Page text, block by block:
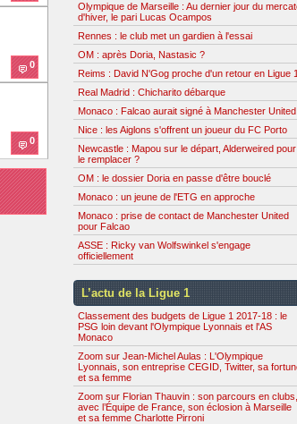
0
0
Olympique de Marseille : Au dernier jour du
d'hiver, le pari Lucas Ocampos
Rennes : le club met un gardien à l'essai
OM : après Doria, Nastasic ?
Reims : David N'Gog proche d'un retour en Ligue 1
Real Madrid : Chicharito débarque
Monaco : Falcao aurait signé à Manchester United
Nice : les Aiglons s'offrent un joueur du FC Porto
Newcastle : Mapou sur le départ, Alderweired pour
le remplacer ?
OM : le dossier Doria en passe d'être bouclé
Monaco : un jeune de l'ETG en approche
Monaco : prise de contact de Manchester United
pour Falcao
ASSE : Ricky van Wolfswinkel s'engage
officiellement
L’actu de la Ligue 1
Classement des budgets de Ligue 1 2017-18 : le
PSG loin devant l'Olympique Lyonnais et l'AS
Monaco
Zoom sur Jean-Michel Aulas : L'Olympique
Lyonnais, son entreprise CEGID, Twitter, sa
et sa femme
Zoom sur Florian Thauvin : son parcours en clubs,
avec l’Équipe de France, son éclosion à Marseille
et sa femme Charlotte Pirroni